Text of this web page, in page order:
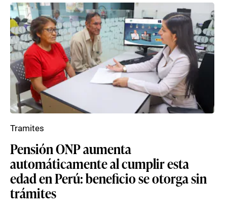
Pensión ONP aumenta
automáticamente al cumplir esta
edad en Perú: beneficio se otorga sin
trámites
Tramites